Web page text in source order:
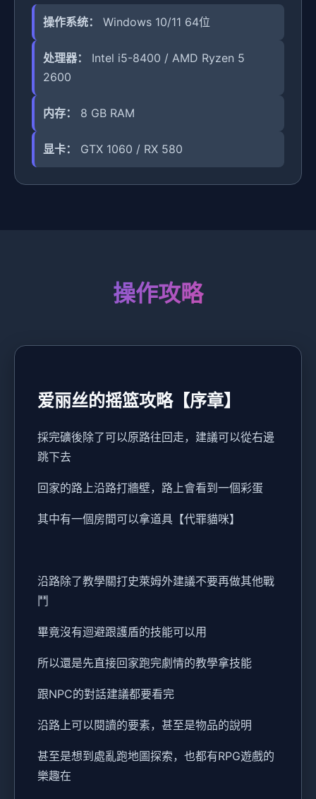
操作系统： Windows 10/11 64位
处理器：
Intel i5-8400 / AMD Ryzen 5
2600
内存： 8 GB RAM
显卡： GTX 1060 / RX 580
操作攻略
爱丽丝的摇篮攻略【序章】
採完礦後除了可以原路往回走，建議可以從右邊
跳下去
回家的路上沿路打牆壁，路上會看到一個彩蛋
其中有一個房間可以拿道具【代罪貓咪】
沿路除了教學關打史萊姆外建議不要再做其他戰
鬥
畢竟沒有迴避跟護盾的技能可以用
所以還是先直接回家跑完劇情的教學拿技能
跟NPC的對話建議都要看完
沿路上可以閱讀的要素，甚至是物品的說明
甚至是想到處亂跑地圖探索，也都有RPG遊戲的
樂趣在